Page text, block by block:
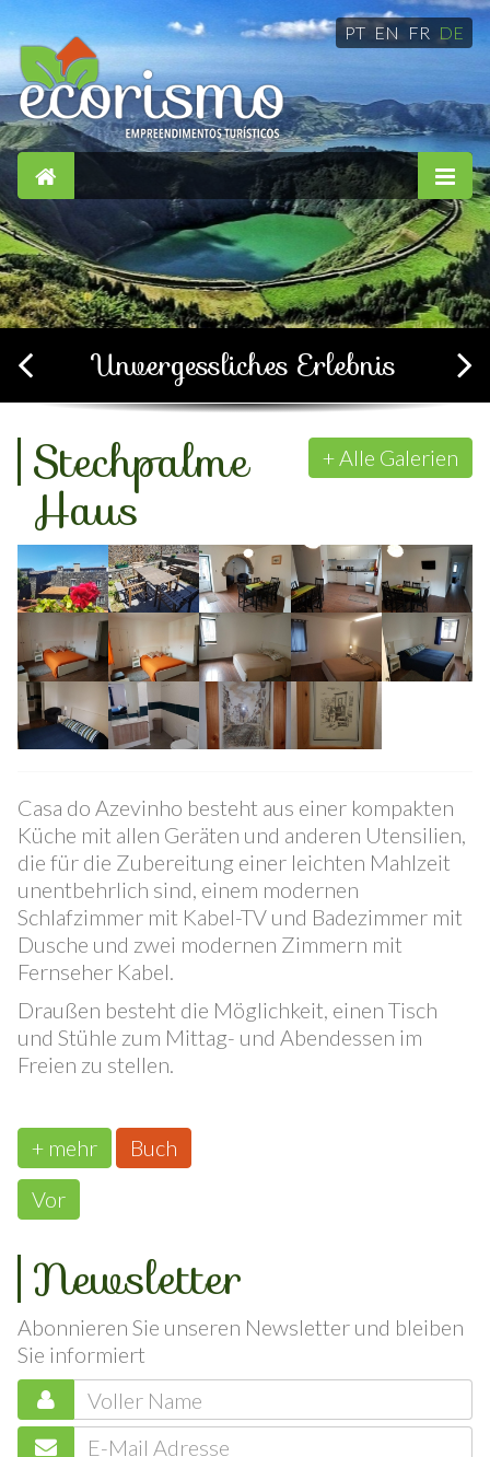
PT EN FR DE
Einfach, komfortabel und
gemütlich
Stechpalme
Haus
Casa do Azevinho besteht aus einer kompakten
Küche mit allen Geräten und anderen Utensilien,
die für die Zubereitung einer leichten Mahlzeit
unentbehrlich sind, einem modernen
Schlafzimmer mit Kabel-TV und Badezimmer mit
Dusche und zwei modernen Zimmern mit
Fernseher Kabel.
Draußen besteht die Möglichkeit, einen Tisch
und Stühle zum Mittag- und Abendessen im
+ mehr
Newsletter
Abonnieren Sie unseren Newsletter und bleiben
Sie informiert